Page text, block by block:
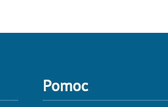
Pomoc